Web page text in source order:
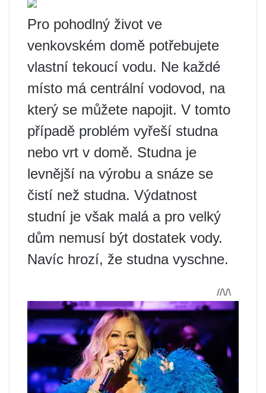
Pro pohodlný život ve
venkovském domě potřebujete
vlastní tekoucí vodu. Ne každé
místo má centrální vodovod, na
který se můžete napojit. V tomto
případě problém vyřeší studna
nebo vrt v domě. Studna je
levnější na výrobu a snáze se
čistí než studna. Výdatnost
studní je však malá a pro velký
dům nemusí být dostatek vody.
Navíc hrozí, že studna vyschne.